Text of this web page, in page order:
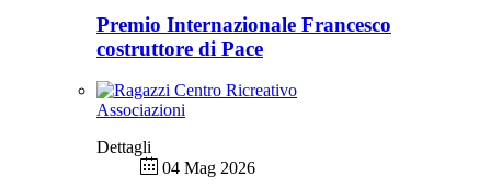
Premio Internazionale Francesco
costruttore di Pace
Associazioni
Dettagli
04 Mag 2026